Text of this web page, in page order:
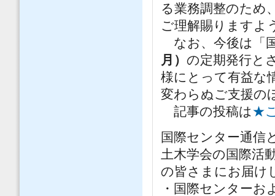
る業務調整のため
ご理解賜りますよ
なお、今後は「
月）の定期発行と
様にとって有益な
変わらぬご支援の
記事の投稿は★
国際センター通信
土木学会の国際活
の皆さまにお届け
・国際センターお